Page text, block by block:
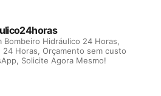
Bombeiro Hidráulico 24 Horas,
24 Horas, Orçamento sem custo
Solicite Agora Mesmo!